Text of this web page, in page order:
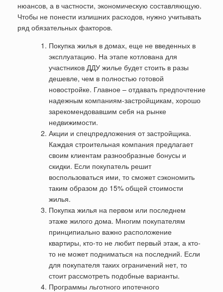
нюансов, а в частности, экономическую составляющую.
Чтобы не понести излишних расходов, нужно учитывать
ряд обязательных факторов.
Покупка жилья в домах, еще не введенных в
эксплуатацию. На этапе котлована для
участников ДДУ жилье будет стоить в разы
дешевле, чем в полностью готовой
новостройке. Главное – отдавать предпочтение
надежным компаниям-застройщикам, хорошо
зарекомендовавшим себя на рынке
недвижимости.
Акции и спецпредложения от застройщика.
Каждая строительная компания предлагает
своим клиентам разнообразные бонусы и
скидки. Если покупатель решит
воспользоваться ими, то сможет сэкономить
таким образом до 15% общей стоимости
жилья.
Покупка жилья на первом или последнем
этаже жилого дома. Многим покупателям
принципиально важно расположение
квартиры, кто-то не любит первый этаж, а кто-
то не может подниматься на последний. Если
для покупателя таких ограничений нет, то
стоит рассмотреть подобные варианты.
Программы льготного ипотечного